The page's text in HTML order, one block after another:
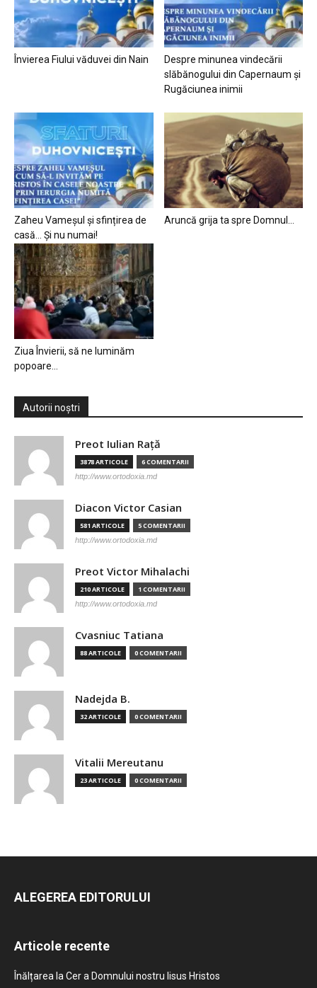
Învierea Fiului văduvei din Nain
Despre minunea vindecării
slăbănogului din Capernaum și
Rugăciunea inimii
Zaheu Vameșul și sfințirea de
casă… Și nu numai!
Aruncă grija ta spre Domnul…
Ziua Învierii, să ne luminăm
popoare…
Autorii noștri
Preot Iulian Raţă
3878 ARTICOLE 6 COMENTARII
http://www.ortodoxia.md
Diacon Victor Casian
581 ARTICOLE 5 COMENTARII
http://www.ortodoxia.md
Preot Victor Mihalachi
210 ARTICOLE 1 COMENTARII
http://www.ortodoxia.md
Cvasniuc Tatiana
88 ARTICOLE 0 COMENTARII
Nadejda B.
32 ARTICOLE 0 COMENTARII
Vitalii Mereutanu
23 ARTICOLE 0 COMENTARII
ALEGEREA EDITORULUI
Articole recente
Înălțarea la Cer a Domnului nostru Iisus Hristos